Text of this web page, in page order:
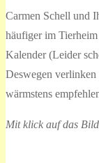
Carmen Schell und
häufiger im Tierheim
Kalender (Leider
Deswegen
wärmstens
Mit klick auf das